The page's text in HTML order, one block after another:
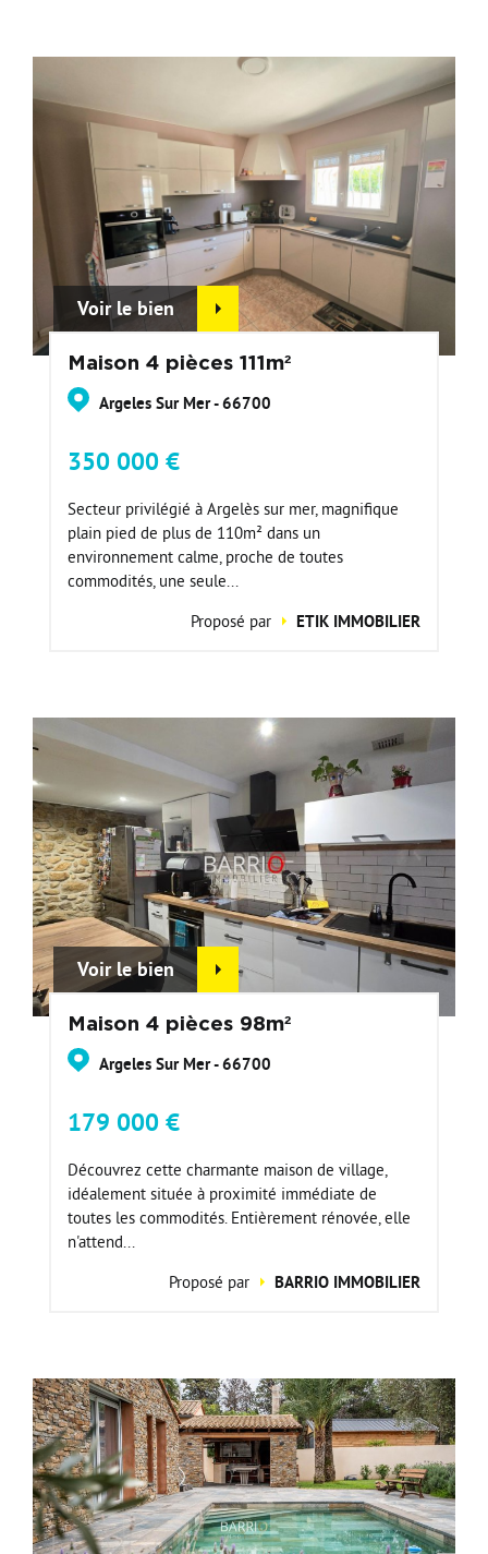
Voir le bien
Maison 4 pièces 111m²
Argeles Sur Mer - 66700
350 000 €
Secteur privilégié à Argelès sur mer, magnifique
plain pied de plus de 110m² dans un
environnement calme, proche de toutes
commodités, une seule...
Proposé par
ETIK IMMOBILIER
Voir le bien
Maison 4 pièces 98m²
Argeles Sur Mer - 66700
179 000 €
Découvrez cette charmante maison de village,
idéalement située à proximité immédiate de
toutes les commodités. Entièrement rénovée, elle
n'attend...
Proposé par
BARRIO IMMOBILIER